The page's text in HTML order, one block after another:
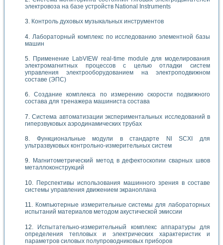
электровоза на базе устройств National Instruments
Контроль духовых музыкальных инструментов
Лабораторный комплекс по исследованию элементной базы
машин
Применение LabVIEW real-time module для моделирования
электромагнитных процессов с целью отладки систем
управления электрооборудованием на электроподвижном
составе (ЭПС)
Создание комплекса по измерению скорости подвижного
состава для тренажера машиниста состава
Система автоматизации экспериментальных исследований в
гиперзвуковых аэродинамических трубах
Функциональные модули в стандарте Nl SCXI для
ультразвуковых контрольно-измерительных систем
Магнитометрический метод в дефектоскопии сварных швов
металлоконструкций
Перспективы использования машинного зрения в составе
системы управления движением экраноплана
Компьютерные измерительные системы для лабораторных
испытаний материалов методом акустической эмиссии
Испытательно-измерительный комплекс аппаратуры для
определения тепловых и электрических характеристик и
параметров силовых полупроводниковых приборов